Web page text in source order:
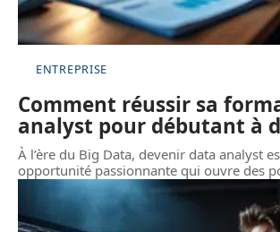
ENTREPRISE
Comment réussir sa
analyst pour débutant à
À l’ère du Big Data, devenir data analyst
opportunité passionnante qui ouvre des